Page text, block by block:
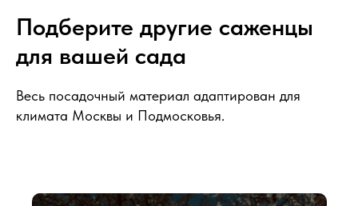
Подберите другие саженцы
для вашей сада
Весь посадочный материал адаптирован для
климата Москвы и Подмосковья.